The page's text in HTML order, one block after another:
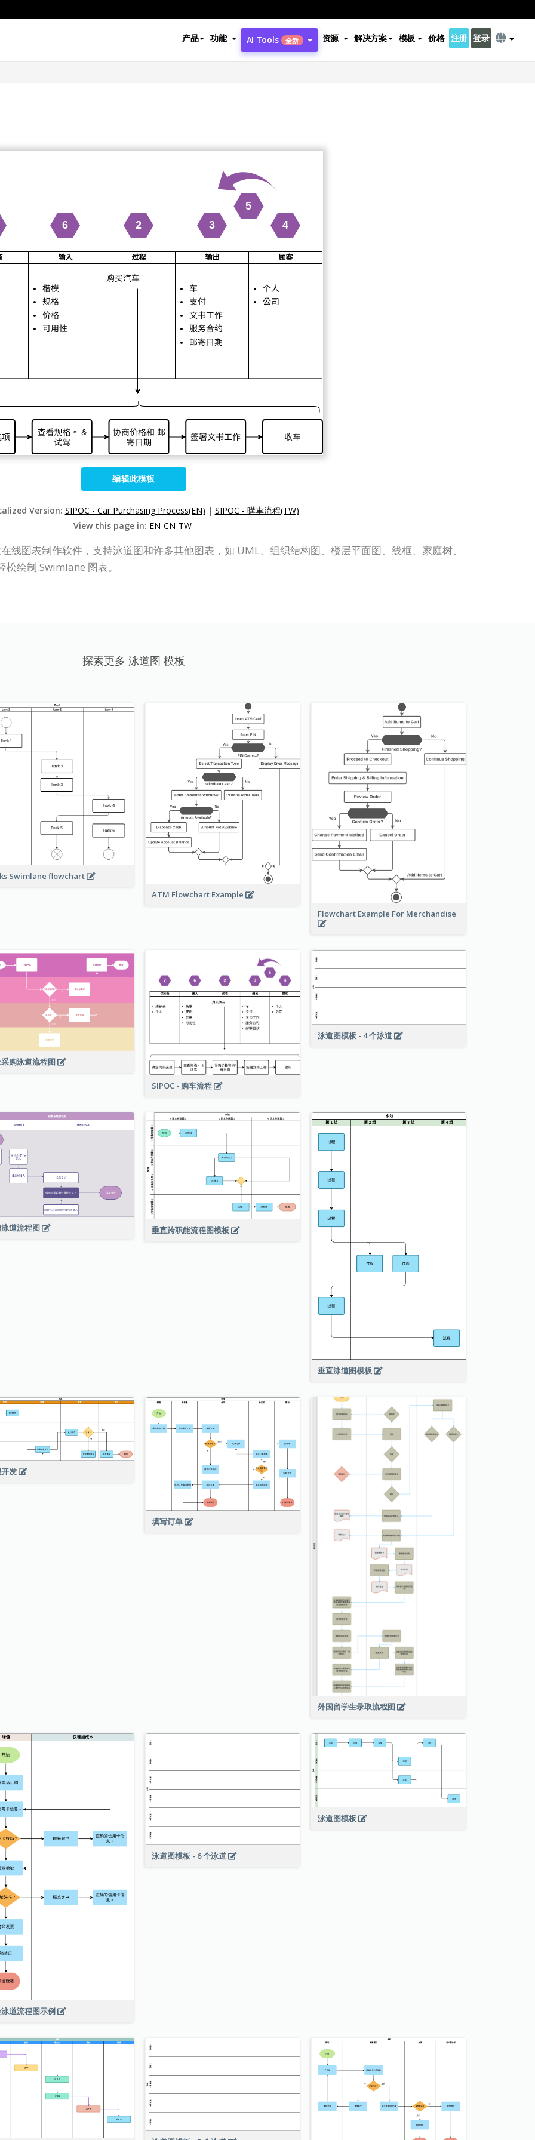
产品 功能 AI Tools 全新 资源 解决方案 模板 价格 注册 登录
编辑此模板
Version: SIPOC - Car Purchasing Process(EN) | SIPOC - 購車流程(TW)
View this page in: EN CN TW
图表制作软件，支持泳道图和许多其他图表，如 UML、组织结构图、楼层平面图、线框、家庭树、
绘制 Swimlane 图表。
探索更多 泳道图 模板
Swimlane flowchart
ATM Flowchart Example
Flowchart Example For Merchandise
购泳道流程图
SIPOC - 购车流程
泳道图模板 - 4 个泳道
道流程图 垂直跨职能流程图模板
垂直泳道图模板
发
填写订单
外国留学生录取流程图
道流程图示例
泳道图模板 - 6 个泳道
泳道图模板